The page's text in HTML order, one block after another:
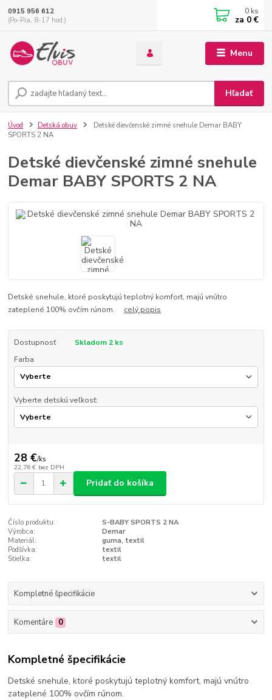
Menu
Hľadať
0915 956 612
(Po-Pia, 8-17 hod.)
0 ks
za 0 €
Úvod Detská obuv
Detské dievčenské zimné snehule Demar BABY
SPORTS 2 NA
Detské dievčenské zimné snehule
Demar BABY SPORTS 2 NA
Detské snehule, ktoré poskytujú teplotný komfort, majú vnútro
zateplené 100% ovčím rúnom. celý popis
Dostupnosť
Skladom 2 ks
Farba
Vyberte detskú veľkosť:
28 €/ks
22,76 € bez DPH
Pridať do košíka
Číslo produktu:
S-BABY SPORTS 2 NA
Výrobca:
Demar
Materiál:
guma, textil
Podšívka:
textil
Stielka:
textil
Kompletné špecifikácie
Komentáre 0
Kompletné špecifikácie
Detské snehule, ktoré poskytujú teplotný komfort, majú vnútro
zateplené 100% ovčím rúnom.